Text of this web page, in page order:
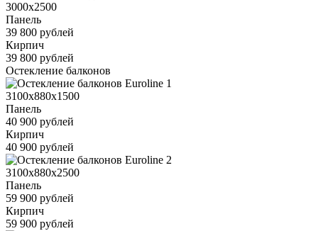
3000x2500
Панель
39 800 рублей
Кирпич
39 800 рублей
Остекление балконов
3100x880x1500
Панель
40 900 рублей
Кирпич
40 900 рублей
3100x880x2500
Панель
59 900 рублей
Кирпич
59 900 рублей